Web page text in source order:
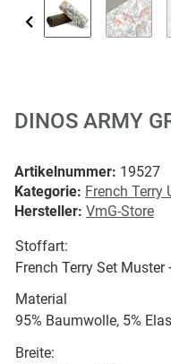
DINOS ARMY
Artikelnummer: 19527
Kategorie: French Terry
Hersteller: VmG-Store
Stoffart:
French Terry Set Muster
Material
95% Baumwolle, 5%
Breite: